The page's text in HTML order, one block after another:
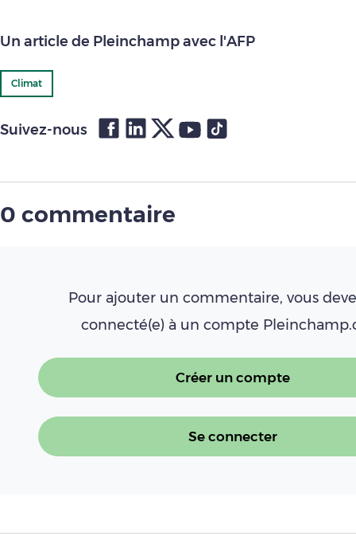
Un article de Pleinchamp avec l'AFP
Climat
Suivez-nous
0 commentaire
Pour ajouter un commentaire, vous
connecté(e) à un compte
Créer un compte
Se connecter